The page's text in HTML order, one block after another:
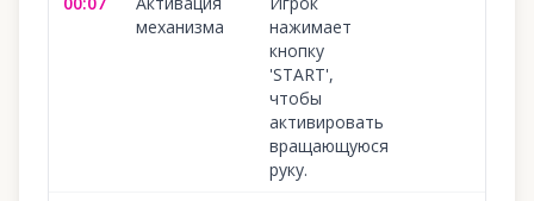
механизма
нажимает
кнопку
'START',
чтобы
активировать
вращающуюся
руку.